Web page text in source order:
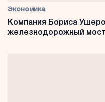
Экономика
Компания Бориса
железнодорожный